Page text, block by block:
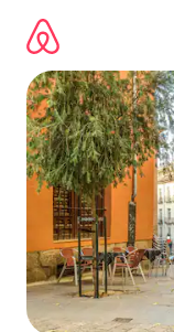
sadržaj